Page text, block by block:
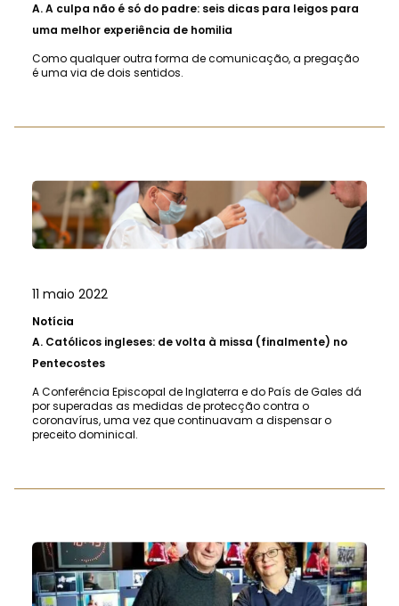
A.A culpa não é só do padre: seis dicas para leigos para
uma melhor experiência de homilia
Como qualquer outra forma de comunicação, a pregação
é uma via de dois sentidos.
11 maio 2022
Notícia
A. Católicos ingleses: de volta à missa (finalmente) no
Pentecostes
A Conferência Episcopal de Inglaterra e do País de Gales dá
por superadas as medidas de protecção contra o
coronavírus, uma vez que continuavam a dispensar o
preceito dominical.